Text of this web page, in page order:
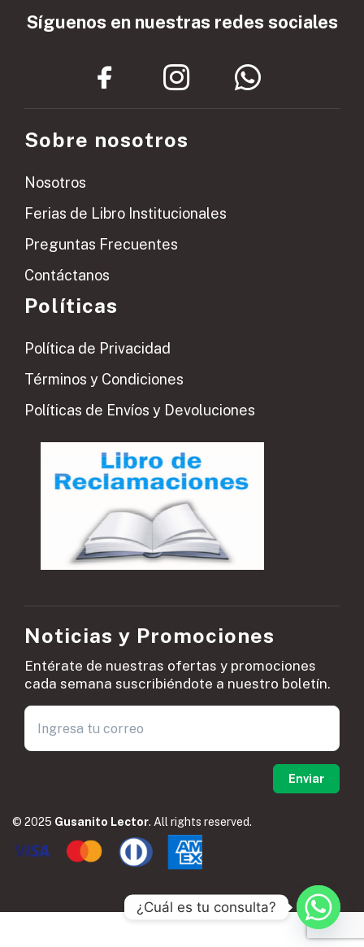
Síguenos en nuestras redes sociales
Sobre nosotros
Nosotros
Ferias de Libro Institucionales
Preguntas Frecuentes
Contáctanos
Políticas
Política de Privacidad
Términos y Condiciones
Políticas de Envíos y Devoluciones
Noticias y Promociones
Entérate de nuestras ofertas y promociones
cada semana suscribiéndote a nuestro boletín.
© 2025 Gusanito Lector. All rights reserved.
¿Cuál es tu consulta?